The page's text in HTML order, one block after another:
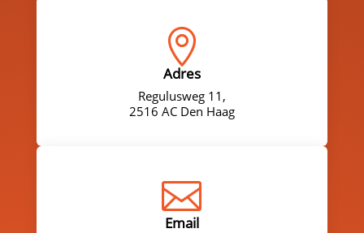

Adres
Regulusweg 11,
2516 AC Den Haag

Email